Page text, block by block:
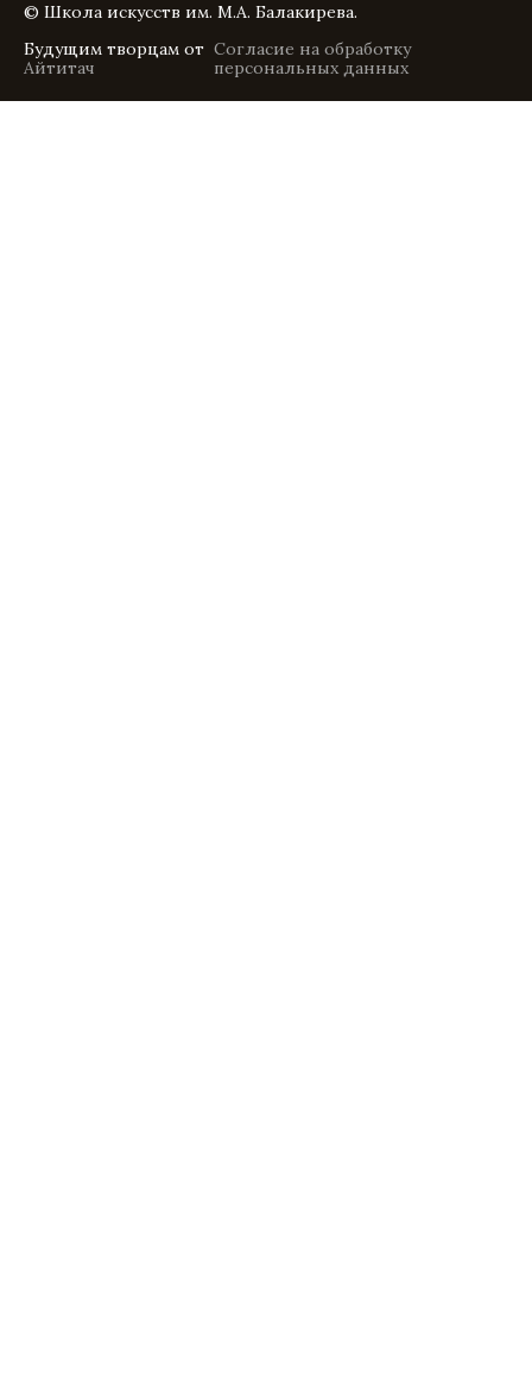
© Школа искусств им. М.А. Балакирева.
Будущим творцам от
Айтитач
Согласие на обработку
персональных данных